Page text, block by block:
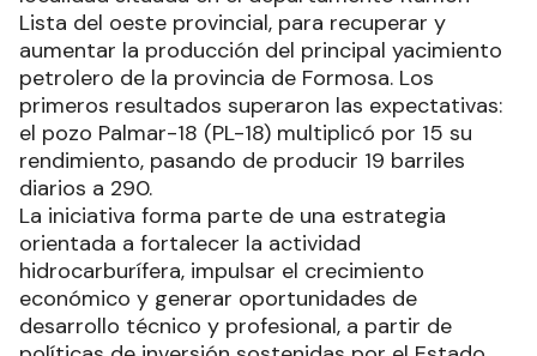
Lista del oeste provincial, para recuperar y
aumentar la producción del principal yacimiento
petrolero de la provincia de Formosa. Los
primeros resultados superaron las expectativas:
el pozo Palmar-18 (PL-18) multiplicó por 15 su
rendimiento, pasando de producir 19 barriles
diarios a 290.
La iniciativa forma parte de una estrategia
orientada a fortalecer la actividad
hidrocarburífera, impulsar el crecimiento
económico y generar oportunidades de
desarrollo técnico y profesional, a partir de